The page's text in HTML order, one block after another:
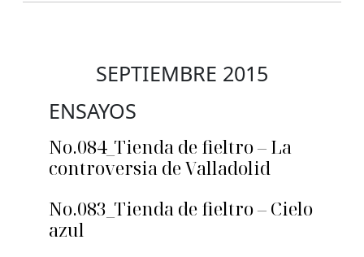
SEPTIEMBRE 2015
ENSAYOS
No.084_Tienda de fieltro – La
controversia de Valladolid
No.083_Tienda de fieltro – Cielo
azul